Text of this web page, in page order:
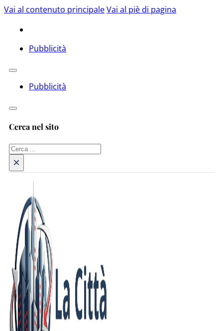
Vai al contenuto principaleVai al piè di pagina
Pubblicità
Pubblicità
Cerca nel sito
Cerca
×